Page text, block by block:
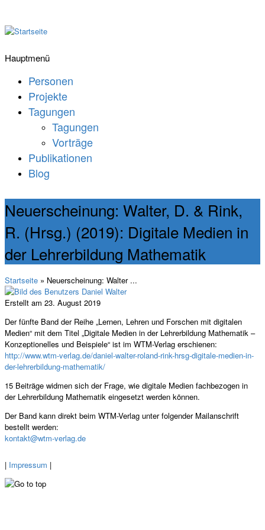
Hauptmenü
Personen
Projekte
Tagungen
Tagungen
Vorträge
Publikationen
Blog
Neuerscheinung: Walter, D. & Rink,
R. (Hrsg.) (2019): Digitale Medien in
der Lehrerbildung Mathematik
Startseite » Neuerscheinung: Walter ...
Erstellt am 23. August 2019
Der fünfte Band der Reihe „Lernen, Lehren und Forschen mit digitalen
Medien“ mit dem Titel „Digitale Medien in der Lehrerbildung Mathematik –
Konzeptionelles und Beispiele“ ist im WTM-Verlag erschienen:
http://www.wtm-verlag.de/daniel-walter-roland-rink-hrsg-digitale-medien-in-
der-lehrerbildung-mathematik/
15 Beiträge widmen sich der Frage, wie digitale Medien fachbezogen in
der Lehrerbildung Mathematik eingesetzt werden können.
Der Band kann direkt beim WTM-Verlag unter folgender Mailanschrift
bestellt werden:
kontakt@wtm-verlag.de
| Impressum |